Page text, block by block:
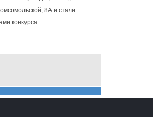
8А и стали
конкурса